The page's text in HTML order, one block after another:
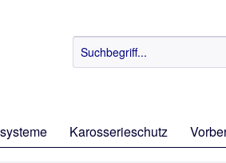
Karosserieschutz